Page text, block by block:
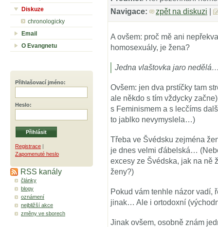
Diskuze
chronologicky
Email
O Evangnetu
Přihlašovací jméno:
Heslo:
Registrace |
Zapomenuté heslo
RSS kanály
články
blogy
oznámení
nejbližší akce
změny ve sborech
Navigace:
zpět na diskuzi
A ovšem: proč mě ani
homosexuály, je žena?
Jedna vlaštovka jaro
Ovšem: jen dva prstíčky tam
ale někdo s tím vždycky
s Feminismem a s lecčíms
to jablko nevymyslela…)
Třeba ve Švédsku zejména
je dnes velmi ďábelská…
excesy ze Švédska, jak na ně
ženy?)
Pokud vám tenhle názor vadí,
jinak… Ale i ortodoxní
Jinak ovšem, osobně znám